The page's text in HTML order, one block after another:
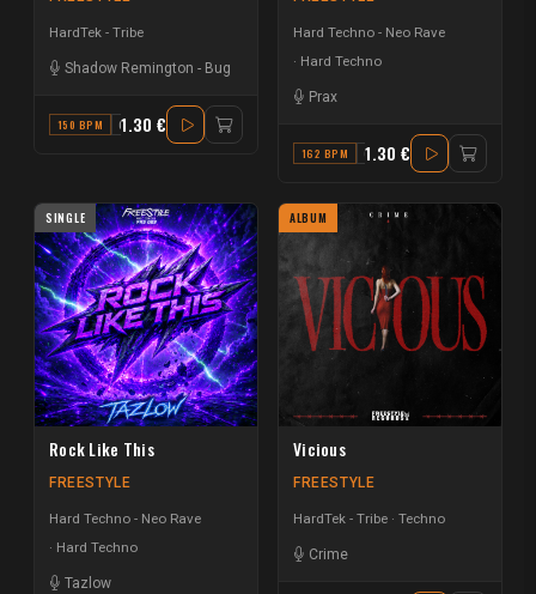
HardTek - Tribe
Shadow Remington - Bug
150 BPM C1.30 €
Hard Techno - Neo Rave
Hard Techno
Prax
162 BPM G MAJOR
1.30 €
SINGLE
Rock Like This
FREESTYLE
Hard Techno - Neo Rave
Hard Techno
Tazlow
ALBUM
Vicious
FREESTYLE
HardTek - Tribe Techno
Crime